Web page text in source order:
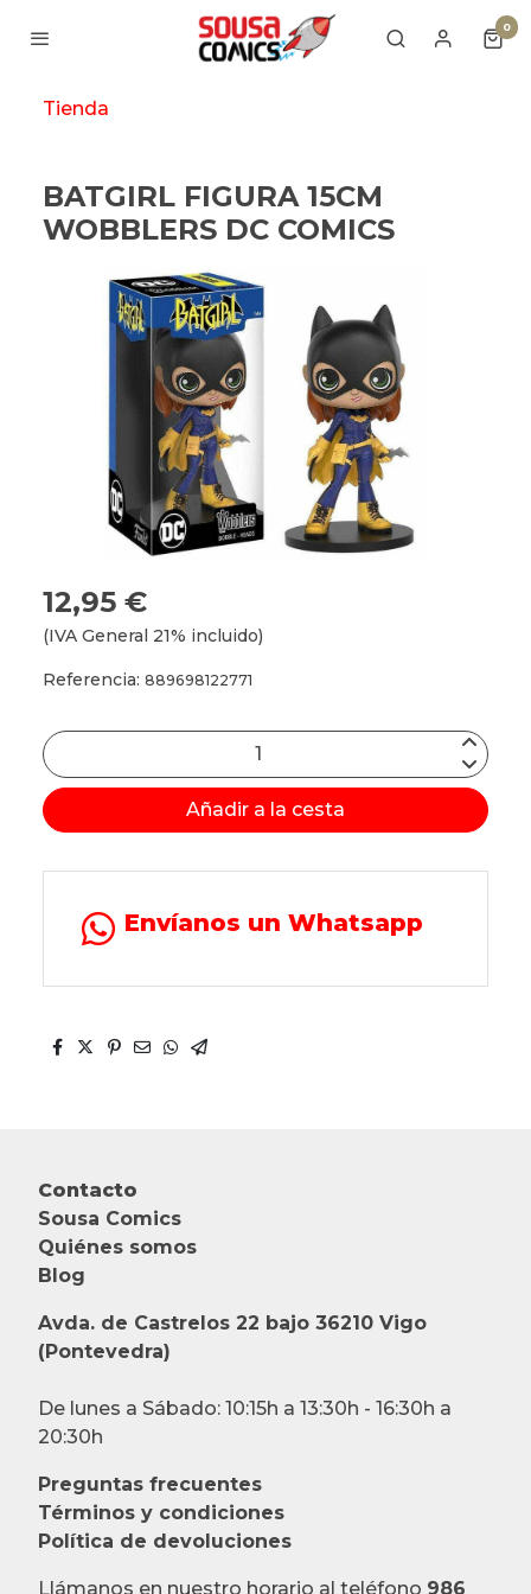
0
Tienda
BATGIRL FIGURA 15CM
WOBBLERS DC COMICS
12,95 €
(IVA General 21% incluido)
Referencia: 889698122771
Añadir a la cesta
Envíanos un Whatsapp
Contacto
Sousa Comics
Quiénes somos
Blog
Avda. de Castrelos 22 bajo 36210 Vigo
(Pontevedra)
De lunes a Sábado: 10:15h a 13:30h - 16:30h a
20:30h
Preguntas frecuentes
Términos y condiciones
Política de devoluciones
Llámanos en nuestro horario al teléfono 986